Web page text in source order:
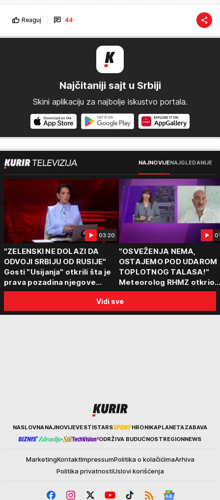
Reaguj 44
Najčitaniji sajt u Srbiji
Skini aplikaciju za najbolje iskustvo portala.
NAJNOVIJENAJGLEDANIJE
03:20
"ZELENSKI NE DOLAZI DA
ODVOJI SRBIJU OD RUSIJE"
Gosti "Usijanja" otkrili šta je
prava pozadina njegove
posete Beogradu
"OSVEŽENJA NEMA,
OSTAJEMO POD UDAROM
TOPLOTNOG TALASA!"
Meteorolog RHMZ otkrio
kakvo vreme nas čeka do
kraja avgusta
Vidi sve
KurirNASLOVNANAJNOVIJEVESTISTARS HRONIKAPLANETAZABAVA
ODRŽIVA BUDUĆNOSTREGIONNEWS
MarketingKontaktImpressumPolitika o kolačićimaArhiva
Politika privatnostiUslovi korišćenja